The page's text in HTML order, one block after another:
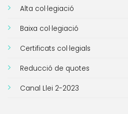
Alta col·legiació
Baixa col·legiació
Certificats col·legials
Reducció de quotes
Canal Llei 2-2023